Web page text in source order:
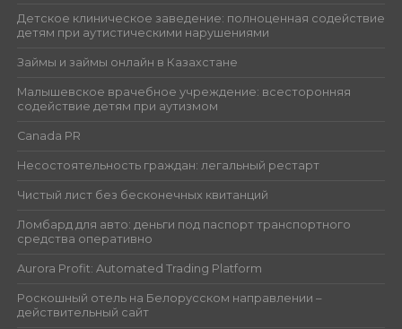
Детское клиническое заведение: полноценная содействие
детям при аутистическими нарушениями
Займы и займы онлайн в Казахстане
Малышевское врачебное учреждение: всесторонняя
содействие детям при аутизмом
Canada PR
Несостоятельность граждан: легальный рестарт
Чистый лист без бесконечных квитанций
Ломбард для авто: деньги под паспорт транспортного
средства оперативно
Aurora Profit: Automated Trading Platform
Роскошный отель на Белорусском направлении –
действительный сайт